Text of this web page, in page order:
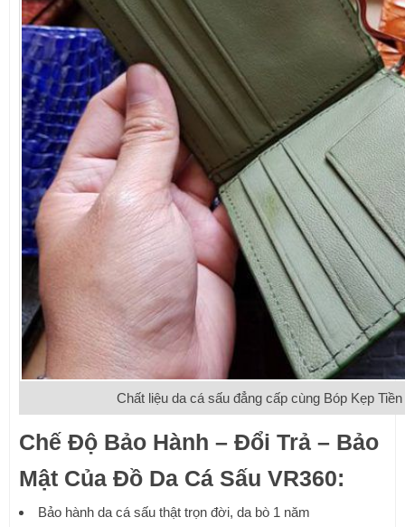
Chất liệu da cá sấu đẳng cấp cùng Bóp Kẹp
Chế Độ Bảo Hành – Đổi Trả – Bảo
Mật Của Đồ Da Cá Sấu VR360:
Bảo hành da cá sấu thật trọn đời, da bò 1 năm